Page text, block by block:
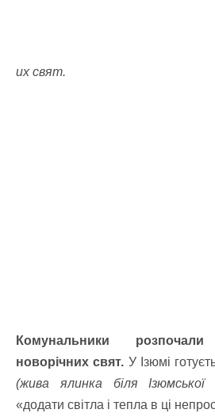
их свят.
Комунальники
новорічних свят. У Ізюмі
(жива ялинка біля Ізюмської
«додати світла і тепла в ці